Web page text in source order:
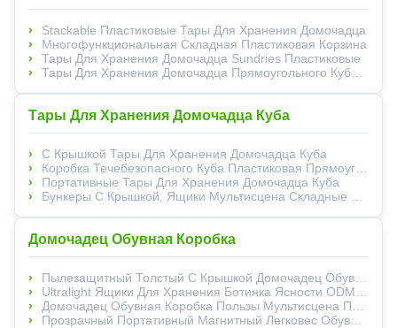
Stackable Пластиковые Тары Для Хранения Домочадца
Многофункциональная Складная Пластиковая Корзина
Тары Для Хранения Домочадца Sundries Пластиковые
Тары Для Хранения Домочадца Прямоугольного Куба Silk Road Enterprise Пластиковые Для Sundries Прочных
Тары Для Хранения Домочадца Куба
С Крышкой Тары Для Хранения Домочадца Куба
Коробка Течебезопасного Куба Пластиковая Прямоугольная
Портативные Тары Для Хранения Домочадца Куба
Бункеры С Крышкой, Ящики Мультисцена Складные Silk Road Enterprise Прочные Складные Пластиковые
Домочадец Обувная Коробка
Пылезащитный Толстый С Крышкой Домочадец Обувная Коробка Складывая 31Inches Экологически Дружелюбное
Ultralight Ящики Для Хранения Ботинка Ясности ODM, Stackable Тары Для Хранения Ботинка
Домочадец Обувная Коробка Пользы Мультисцена Падает Передний Складной Космос Спасения 33*24*13.5Cm
Прозрачный Портативный Магнитный Легковес Обувная Коробка Фронта Падения Washable Складной